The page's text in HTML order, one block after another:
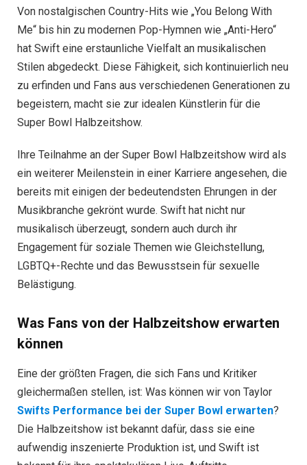
Von nostalgischen Country-Hits wie „You Belong With
Me“ bis hin zu modernen Pop-Hymnen wie „Anti-Hero“
hat Swift eine erstaunliche Vielfalt an musikalischen
Stilen abgedeckt. Diese Fähigkeit, sich kontinuierlich neu
zu erfinden und Fans aus verschiedenen Generationen zu
begeistern, macht sie zur idealen Künstlerin für die
Super Bowl Halbzeitshow.
Ihre Teilnahme an der Super Bowl Halbzeitshow wird als
ein weiterer Meilenstein in einer Karriere angesehen, die
bereits mit einigen der bedeutendsten Ehrungen in der
Musikbranche gekrönt wurde. Swift hat nicht nur
musikalisch überzeugt, sondern auch durch ihr
Engagement für soziale Themen wie Gleichstellung,
LGBTQ+-Rechte und das Bewusstsein für sexuelle
Belästigung.
Was Fans von der Halbzeitshow erwarten
können
Eine der größten Fragen, die sich Fans und Kritiker
gleichermaßen stellen, ist: Was können wir von Taylor
Swifts Performance bei der Super Bowl erwarten?
Die Halbzeitshow ist bekannt dafür, dass sie eine
aufwendig inszenierte Produktion ist, und Swift ist